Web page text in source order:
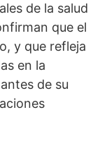
de la salud
que el
y que refleja
en la
de su